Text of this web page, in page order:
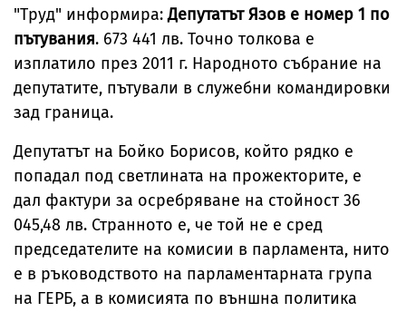
"Труд" информира:Депутатът Язов е номер 1 по
пътувания. 673 441 лв. Точно толкова е
изплатило през 2011 г. Народното събрание на
депутатите, пътували в служебни командировки
зад граница.
Депутатът на Бойко Борисов, който рядко е
попадал под светлината на прожекторите, е
дал фактури за осребряване на стойност 36
045,48 лв. Странното е, че той не е сред
председателите на комисии в парламента, нито
е в ръководството на парламентарната група
на ГЕРБ, а в комисията по външна политика